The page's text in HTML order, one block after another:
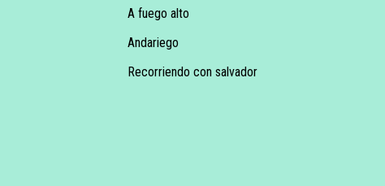
A fuego alto
Andariego
Recorriendo con salvador